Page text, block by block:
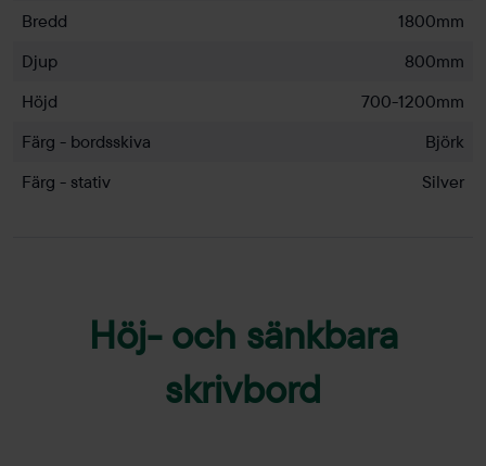
Bredd
1800mm
Djup
800mm
Höjd
700-1200mm
Färg - bordsskiva
Björk
Färg - stativ
Silver
Höj- och sänkbara
skrivbord